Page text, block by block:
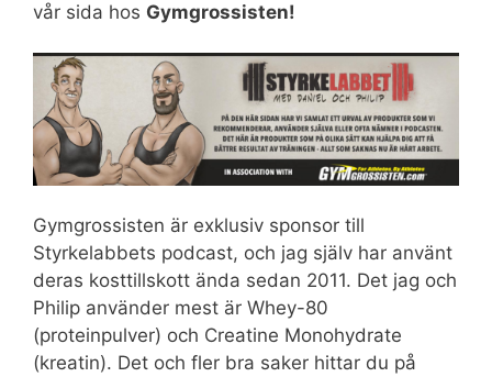
vår sida hos Gymgrossisten!
Gymgrossisten är exklusiv sponsor till
Styrkelabbets podcast, och jag själv har använt
deras kosttillskott ända sedan 2011. Det jag och
Philip använder mest är Whey-80
(proteinpulver) och Creatine Monohydrate
(kreatin). Det och fler bra saker hittar du på